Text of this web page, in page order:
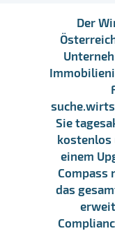
Der
Sie
kostenlos
einem
Compass
das